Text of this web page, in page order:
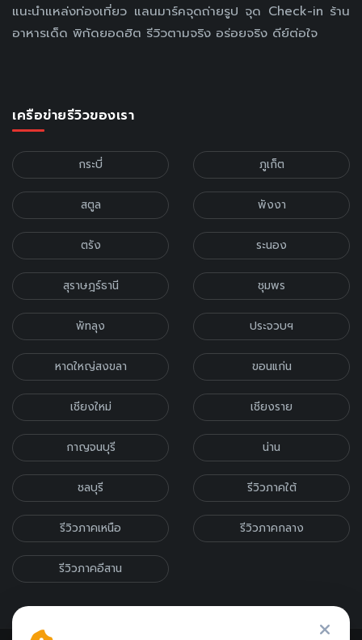
แนะนำแหล่งท่องเที่ยว แลนมาร์คจุดถ่ายรูป จุด Check-in ร้าน
อาหารเด็ด พิกัดยอดฮิต รีวิวตามจริง อร่อยจริง ดีย์ต่อใจ
เครือข่ายรีวิวของเรา
กระบี่ ภูเก็ต
สตูล พังงา
ตรัง ระนอง
สุราษฎร์ธานี ชุมพร
พัทลุง ประจวบฯ
หาดใหญ่สงขลา ขอนแก่น
เชียงใหม่ เชียงราย
กาญจนบุรี น่าน
ชลบุรี รีวิวภาคใต้
รีวิวภาคเหนือ รีวิวภาคกลาง
รีวิวภาคอีสาน